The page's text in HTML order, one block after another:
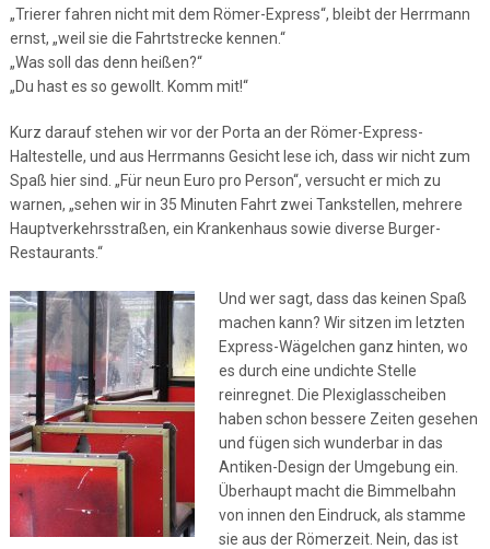
„Trierer fahren nicht mit dem Römer-Express“, bleibt der Herrmann
ernst, „weil sie die Fahrtstrecke kennen.“
„Was soll das denn heißen?“
„Du hast es so gewollt. Komm mit!“
Kurz darauf stehen wir vor der Porta an der Römer-Express-
Haltestelle, und aus Herrmanns Gesicht lese ich, dass wir nicht zum
Spaß hier sind. „Für neun Euro pro Person“, versucht er mich zu
warnen, „sehen wir in 35 Minuten Fahrt zwei Tankstellen, mehrere
Hauptverkehrsstraßen, ein Krankenhaus sowie diverse Burger-
Restaurants.“
Und wer sagt, dass das keinen Spaß
machen kann? Wir sitzen im letzten
Express-Wägelchen ganz hinten, wo
es durch eine undichte Stelle
reinregnet. Die Plexiglasscheiben
haben schon bessere Zeiten gesehen
und fügen sich wunderbar in das
Antiken-Design der Umgebung ein.
Überhaupt macht die Bimmelbahn
von innen den Eindruck, als stamme
sie aus der Römerzeit. Nein, das ist